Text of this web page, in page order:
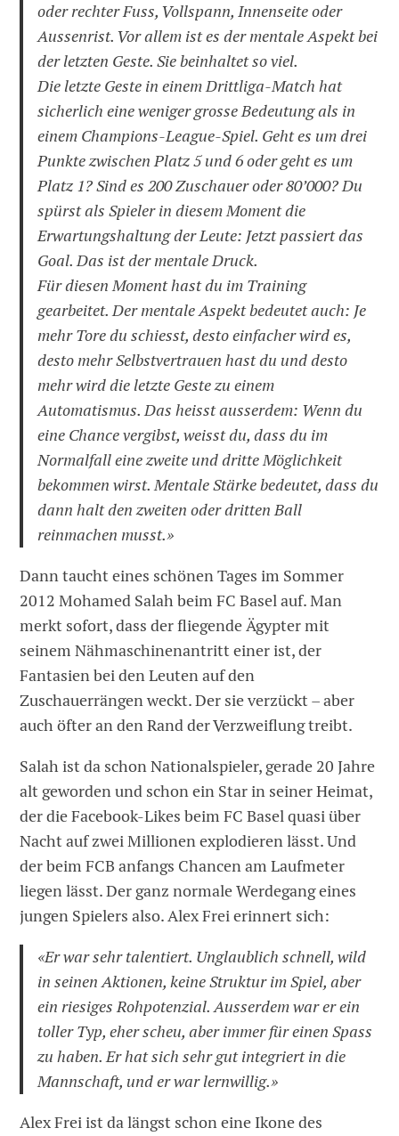
oder rechter Fuss, Vollspann, Innenseite oder
Aussenrist. Vor allem ist es der mentale Aspekt bei
der letzten Geste. Sie beinhaltet so viel.
Die letzte Geste in einem Drittliga-Match hat
sicherlich eine weniger grosse Bedeutung als in
einem Champions-League-Spiel. Geht es um drei
Punkte zwischen Platz 5 und 6 oder geht es um
Platz 1? Sind es 200 Zuschauer oder 80’000? Du
spürst als Spieler in diesem Moment die
Erwartungshaltung der Leute: Jetzt passiert das
Goal. Das ist der mentale Druck.
Für diesen Moment hast du im Training
gearbeitet. Der mentale Aspekt bedeutet auch: Je
mehr Tore du schiesst, desto einfacher wird es,
desto mehr Selbstvertrauen hast du und desto
mehr wird die letzte Geste zu einem
Automatismus. Das heisst ausserdem: Wenn du
eine Chance vergibst, weisst du, dass du im
Normalfall eine zweite und dritte Möglichkeit
bekommen wirst. Mentale Stärke bedeutet, dass du
dann halt den zweiten oder dritten Ball
reinmachen musst.»
Dann taucht eines schönen Tages im Sommer
2012 Mohamed Salah beim FC Basel auf. Man
merkt sofort, dass der fliegende Ägypter mit
seinem Nähmaschinenantritt einer ist, der
Fantasien bei den Leuten auf den
Zuschauerrängen weckt. Der sie verzückt – aber
auch öfter an den Rand der Verzweiflung treibt.
Salah ist da schon Nationalspieler, gerade 20 Jahre
alt geworden und schon ein Star in seiner Heimat,
der die Facebook-Likes beim FC Basel quasi über
Nacht auf zwei Millionen explodieren lässt. Und
der beim FCB anfangs Chancen am Laufmeter
liegen lässt. Der ganz normale Werdegang eines
jungen Spielers also. Alex Frei erinnert sich:
«Er war sehr talentiert. Unglaublich schnell, wild
in seinen Aktionen, keine Struktur im Spiel, aber
ein riesiges Rohpotenzial. Ausserdem war er ein
toller Typ, eher scheu, aber immer für einen Spass
zu haben. Er hat sich sehr gut integriert in die
Mannschaft, und er war lernwillig.»
Alex Frei ist da längst schon eine Ikone des